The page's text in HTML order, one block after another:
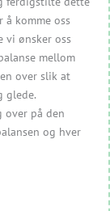
komme oss
vi ønsker oss
mellom
over slik at
glede.
over på den
og hver